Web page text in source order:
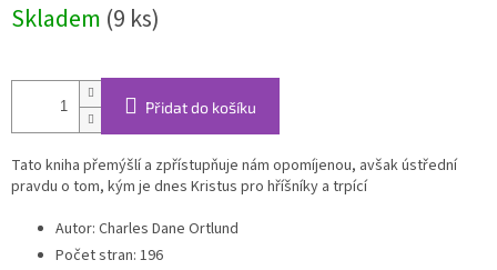
cena:
Skladem (9 ks)
Přidat do košíku
Tato kniha přemýšlí a zpřístupňuje nám opomíjenou, avšak ústřední
pravdu o tom, kým je dnes Kristus pro hříšníky a trpící
Autor: Charles Dane Ortlund
Počet stran: 196